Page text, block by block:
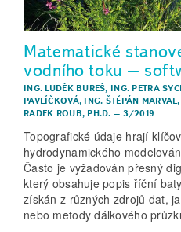
Matematické
vodního toku –
ING. LUDĚK BUREŠ, ING. PETRA
PAVLÍČKOVÁ, ING. ŠTĚPÁN MARVAL,
RADEK ROUB, PH.D. – 3/2019
Topografické údaje hrají
hydrodynamického
Často je vyžadován přesný
který obsahuje popis říční
získán z různých zdrojů dat,
nebo metody dálkového